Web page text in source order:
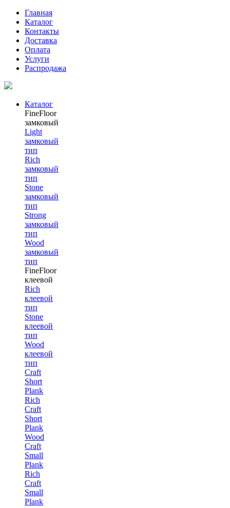
Главная
Каталог
Контакты
Доставка
Оплата
Услуги
Распродажа
Каталог
FineFloor
замковый
Light
замковый
тип
Rich
замковый
тип
Stone
замковый
тип
Strong
замковый
тип
Wood
замковый
тип
FineFloor
клеевой
Rich
клеевой
тип
Stone
клеевой
тип
Wood
клеевой
тип
Craft
Short
Plank
Rich
Craft
Short
Plank
Wood
Craft
Small
Plank
Rich
Craft
Small
Plank